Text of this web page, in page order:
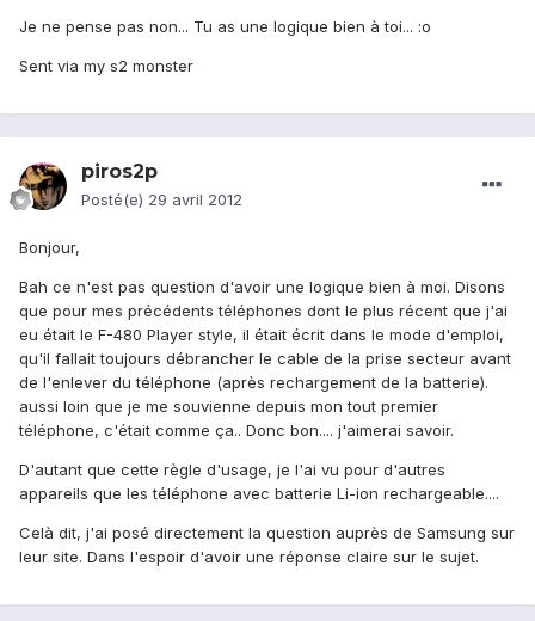
Je ne pense pas non... Tu as une logique bien à toi... :o
Sent via my s2 monster
piros2p
Posté(e) 29 avril 2012
Bonjour,
Bah ce n'est pas question d'avoir une logique bien à moi. Disons
que pour mes précédents téléphones dont le plus récent que j'ai
eu était le F-480 Player style, il était écrit dans le mode d'emploi,
qu'il fallait toujours débrancher le cable de la prise secteur avant
de l'enlever du téléphone (après rechargement de la batterie).
aussi loin que je me souvienne depuis mon tout premier
téléphone, c'était comme ça.. Donc bon.... j'aimerai savoir.
D'autant que cette règle d'usage, je l'ai vu pour d'autres
appareils que les téléphone avec batterie Li-ion rechargeable....
Celà dit, j'ai posé directement la question auprès de Samsung sur
leur site. Dans l'espoir d'avoir une réponse claire sur le sujet.